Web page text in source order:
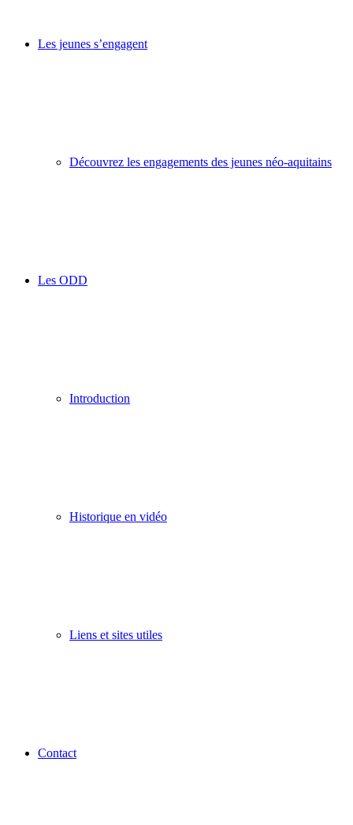
Les jeunes s’engagent
Découvrez les engagements des jeunes néo-aquitains
Les ODD
Introduction
Historique en vidéo
Liens et sites utiles
Contact